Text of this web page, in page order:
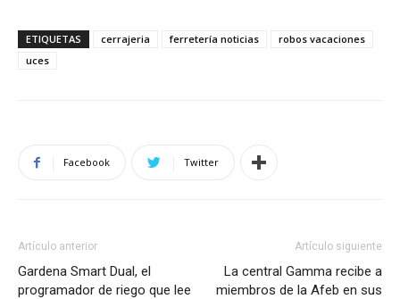
ETIQUETAS cerrajeria ferretería noticias
robos vacaciones
uces
Facebook Twitter
Artículo anterior
Gardena Smart Dual, el
programador de riego que lee
Artículo siguiente
La central Gamma recibe a
miembros de la Afeb en sus